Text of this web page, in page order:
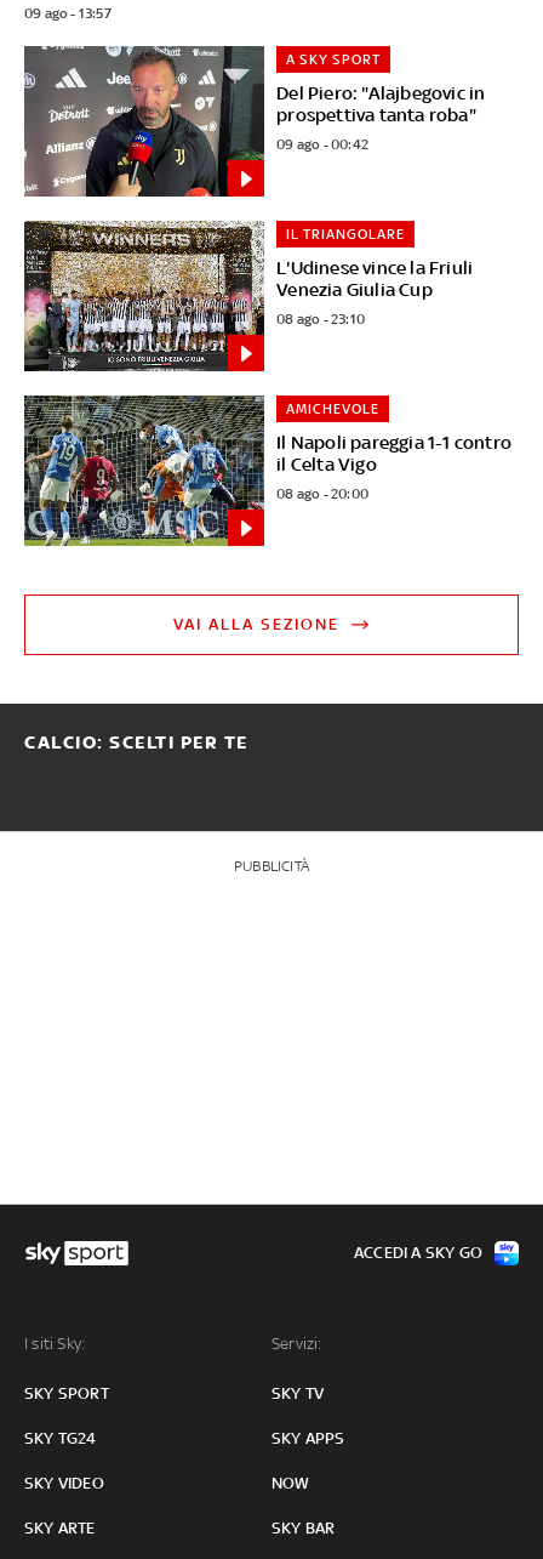
09 ago - 13:57
Del Piero: "Alajbegovic in
prospettiva tanta roba"
A SKY SPORT
09 ago - 00:42
L'Udinese vince la Friuli
Venezia Giulia Cup
IL TRIANGOLARE
08 ago - 23:10
Il Napoli pareggia 1-1 contro
il Celta Vigo
AMICHEVOLE
08 ago - 20:00
VAI ALLA SEZIONE
CALCIO: SCELTI PER TE
PUBBLICITÀ
I siti Sky:
SKY SPORT
SKY TG24
SKY VIDEO
SKY ARTE
Servizi:
SKY TV
SKY APPS
NOW
SKY BAR
ACCEDI A SKY GO